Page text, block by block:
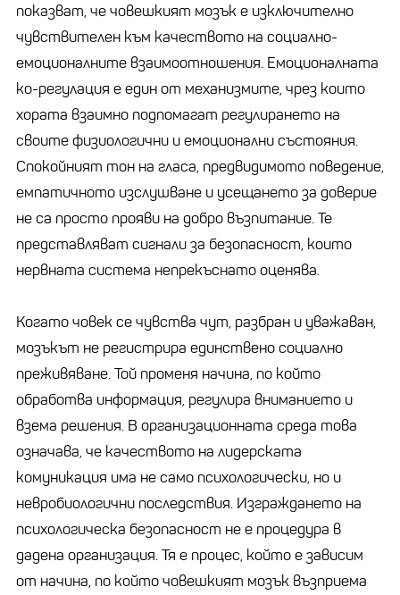
показват, че човешкият мозък е изключително
чувствителен към качеството на социално-
емоционалните взаимоотношения. Емоционалната
ко-регулация е един от механизмите, чрез които
хората взаимно подпомагат регулирането на
своите физиологични и емоционални състояния.
Спокойният тон на гласа, предвидимото поведение,
емпатичното изслушване и усещането за доверие
не са просто прояви на добро възпитание. Те
представляват сигнали за безопасност, които
нервната система непрекъснато оценява.
Когато човек се чувства чут, разбран и уважаван,
мозъкът не регистрира единствено социално
преживяване. Той променя начина, по който
обработва информация, регулира вниманието и
взема решения. В организационната среда това
означава, че качеството на лидерската
комуникация има не само психологически, но и
невробиологични последствия. Изграждането на
психологическа безопасност не е процедура в
дадена организация. Тя е процес, който е зависим
от начина, по който човешкият мозък възприема